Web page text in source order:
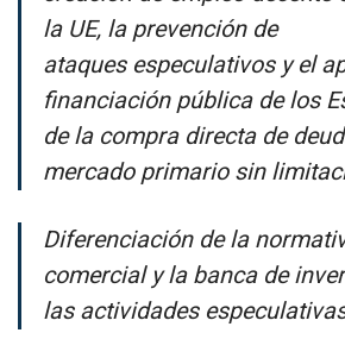
la UE, la prevención de
ataques especulativos y el
financiación pública de los
de la compra directa de
mercado primario sin
Diferenciación de la
comercial y la banca de
las actividades